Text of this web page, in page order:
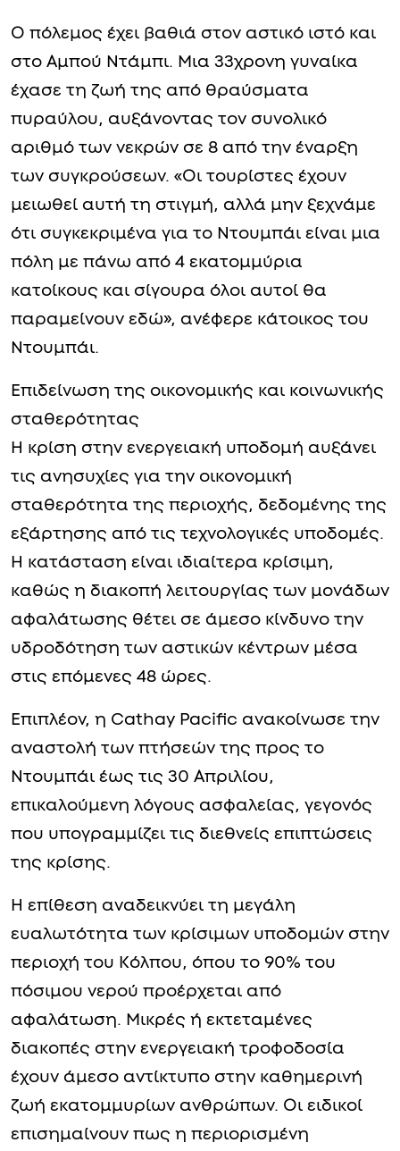
Ο πόλεμος έχει βαθιά στον αστικό ιστό και
στο Αμπού Ντάμπι. Μια 33χρονη γυναίκα
έχασε τη ζωή της από θραύσματα
πυραύλου, αυξάνοντας τον συνολικό
αριθμό των νεκρών σε 8 από την έναρξη
των συγκρούσεων. «Οι τουρίστες έχουν
μειωθεί αυτή τη στιγμή, αλλά μην ξεχνάμε
ότι συγκεκριμένα για το Ντουμπάι είναι μια
πόλη με πάνω από 4 εκατομμύρια
κατοίκους και σίγουρα όλοι αυτοί θα
παραμείνουν εδώ», ανέφερε κάτοικος του
Ντουμπάι.
Επιδείνωση της οικονομικής και κοινωνικής
σταθερότητας
Η κρίση στην ενεργειακή υποδομή αυξάνει
τις ανησυχίες για την οικονομική
σταθερότητα της περιοχής, δεδομένης της
εξάρτησης από τις τεχνολογικές υποδομές.
H κατάσταση είναι ιδιαίτερα κρίσιμη,
καθώς η διακοπή λειτουργίας των μονάδων
αφαλάτωσης θέτει σε άμεσο κίνδυνο την
υδροδότηση των αστικών κέντρων μέσα
στις επόμενες 48 ώρες.
Επιπλέον, η Cathay Pacific ανακοίνωσε την
αναστολή των πτήσεών της προς το
Ντουμπάι έως τις 30 Απριλίου,
επικαλούμενη λόγους ασφαλείας, γεγονός
που υπογραμμίζει τις διεθνείς επιπτώσεις
της κρίσης.
Η επίθεση αναδεικνύει τη μεγάλη
ευαλωτότητα των κρίσιμων υποδομών στην
περιοχή του Κόλπου, όπου το 90% του
πόσιμου νερού προέρχεται από
αφαλάτωση. Μικρές ή εκτεταμένες
διακοπές στην ενεργειακή τροφοδοσία
έχουν άμεσο αντίκτυπο στην καθημερινή
ζωή εκατομμυρίων ανθρώπων. Οι ειδικοί
επισημαίνουν πως η περιορισμένη